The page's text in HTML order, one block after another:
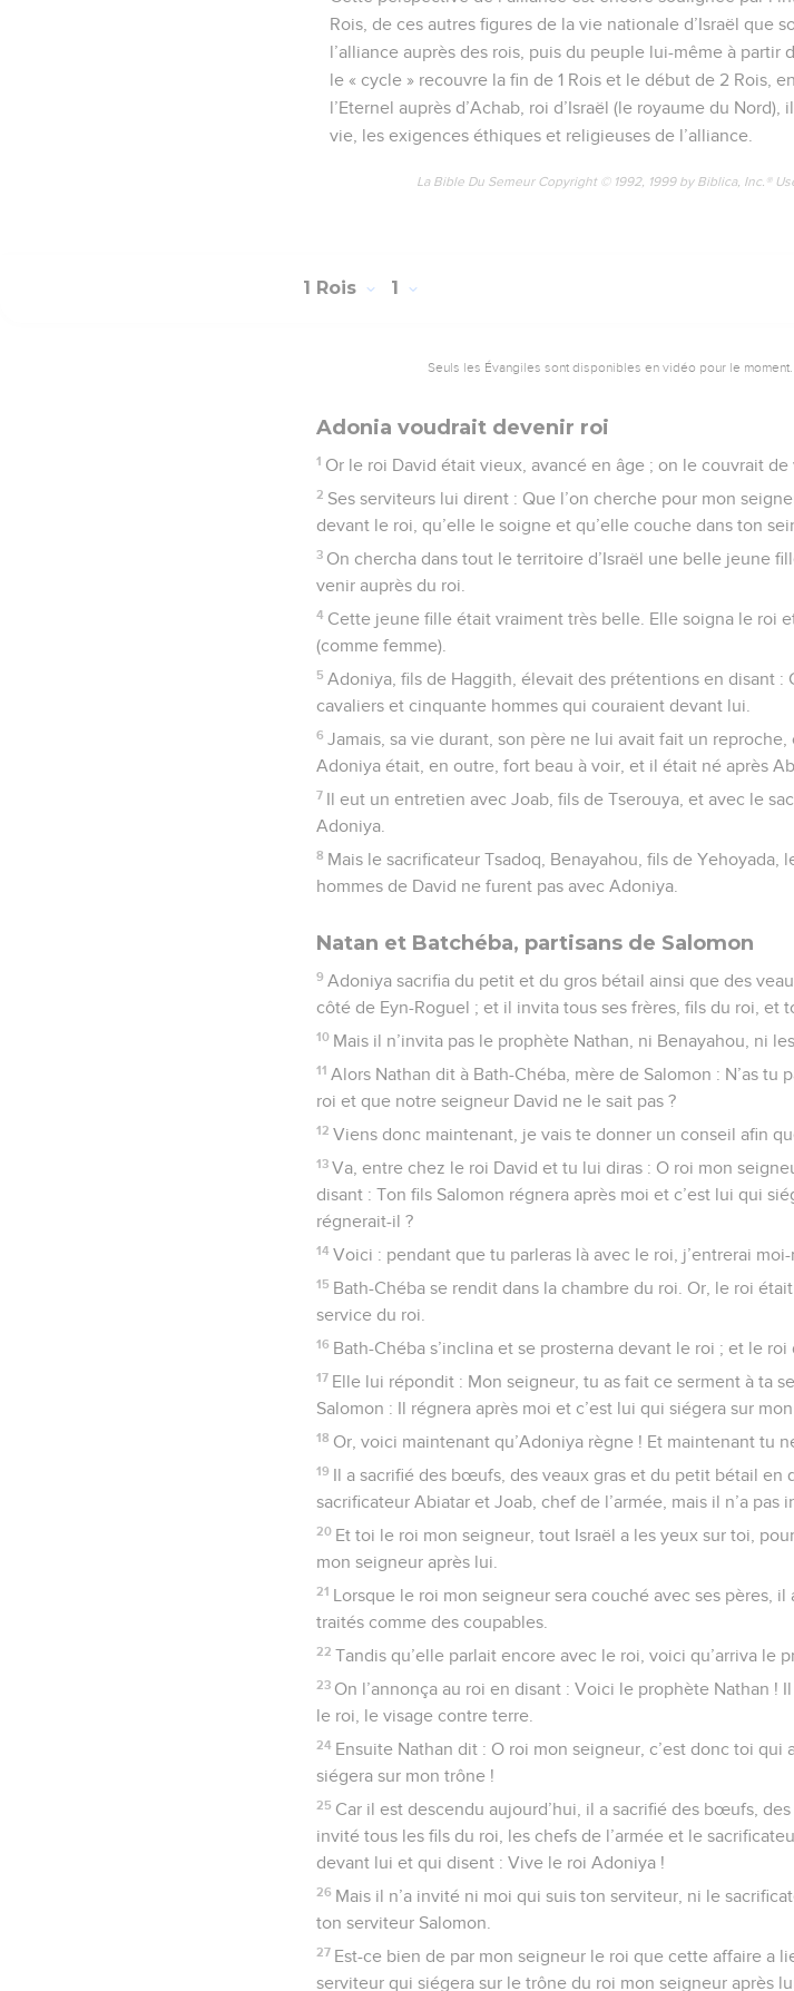
Rois, de ces autres figures de la vie nationale d’Israël que
l’alliance auprès des rois, puis du peuple lui-même à
le « cycle » recouvre la fin de 1 Rois et le début de 2 Rois,
l’Eternel auprès d’Achab, roi d’Israël (le royaume du
vie, les exigences éthiques et religieuses de l’alliance.
La Bible Du Semeur Copyright © 1992, 1999 by Biblica, Inc.®
1 Rois 1
Seuls les Évangiles sont disponibles en vidéo pour le moment.
Adonia voudrait devenir roi
1 Or le roi David était vieux, avancé en âge ; on le couvrait
2 Ses serviteurs lui dirent : Que l’on cherche pour mon
devant le roi, qu’elle le soigne et qu’elle couche dans ton
3 On chercha dans tout le territoire d’Israël une belle jeune
venir auprès du roi.
4 Cette jeune fille était vraiment très belle. Elle soigna le roi
(comme femme).
5 Adoniya, fils de Haggith, élevait des prétentions en disant :
cavaliers et cinquante hommes qui couraient devant lui.
6 Jamais, sa vie durant, son père ne lui avait fait un
Adoniya était, en outre, fort beau à voir, et il était né après
7 Il eut un entretien avec Joab, fils de Tserouya, et avec le
Adoniya.
8 Mais le sacrificateur Tsadoq, Benayahou, fils de
hommes de David ne furent pas avec Adoniya.
Natan et Batchéba, partisans de Salomon
9 Adoniya sacrifia du petit et du gros bétail ainsi que des
côté de Eyn-Roguel ; et il invita tous ses frères, fils du roi, et
10 Mais il n’invita pas le prophète Nathan, ni Benayahou, ni
11 Alors Nathan dit à Bath-Chéba, mère de Salomon : N’as tu
roi et que notre seigneur David ne le sait pas ?
12 Viens donc maintenant, je vais te donner un conseil afin
13 Va, entre chez le roi David et tu lui diras : O roi mon
disant : Ton fils Salomon régnera après moi et c’est lui qui
régnerait-il ?
14 Voici : pendant que tu parleras là avec le roi, j’entrerai
15 Bath-Chéba se rendit dans la chambre du roi. Or, le roi
service du roi.
16 Bath-Chéba s’inclina et se prosterna devant le roi ; et le roi
17 Elle lui répondit : Mon seigneur, tu as fait ce serment à ta
Salomon : Il régnera après moi et c’est lui qui siégera sur mon
18 Or, voici maintenant qu’Adoniya règne ! Et maintenant tu
19 Il a sacrifié des bœufs, des veaux gras et du petit bétail en
sacrificateur Abiatar et Joab, chef de l’armée, mais il n’a pas
20 Et toi le roi mon seigneur, tout Israël a les yeux sur toi,
mon seigneur après lui.
21 Lorsque le roi mon seigneur sera couché avec ses pères,
traités comme des coupables.
22 Tandis qu’elle parlait encore avec le roi, voici qu’arriva le
23 On l’annonça au roi en disant : Voici le prophète Nathan !
le roi, le visage contre terre.
24 Ensuite Nathan dit : O roi mon seigneur, c’est donc toi qui
siégera sur mon trône !
25 Car il est descendu aujourd’hui, il a sacrifié des bœufs,
invité tous les fils du roi, les chefs de l’armée et le
devant lui et qui disent : Vive le roi Adoniya !
26 Mais il n’a invité ni moi qui suis ton serviteur, ni le
ton serviteur Salomon.
27 Est-ce bien de par mon seigneur le roi que cette affaire a
serviteur qui siégera sur le trône du roi mon seigneur après